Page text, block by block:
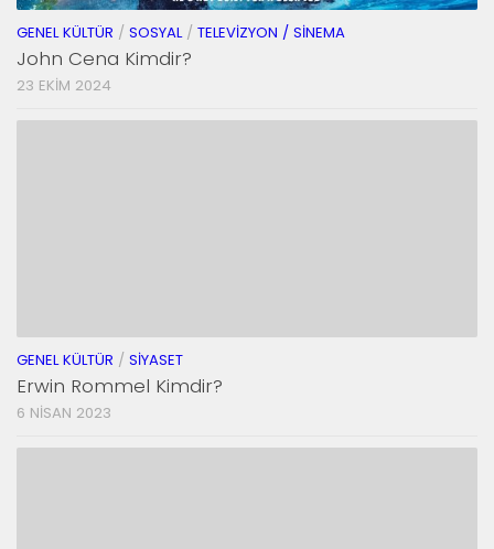
GENEL KÜLTÜR / SOSYAL/ TELEVIZYON / SINEMA
John Cena Kimdir?
23 EKIM 2024
GENEL KÜLTÜR / SIYASET
Erwin Rommel Kimdir?
6 NISAN 2023